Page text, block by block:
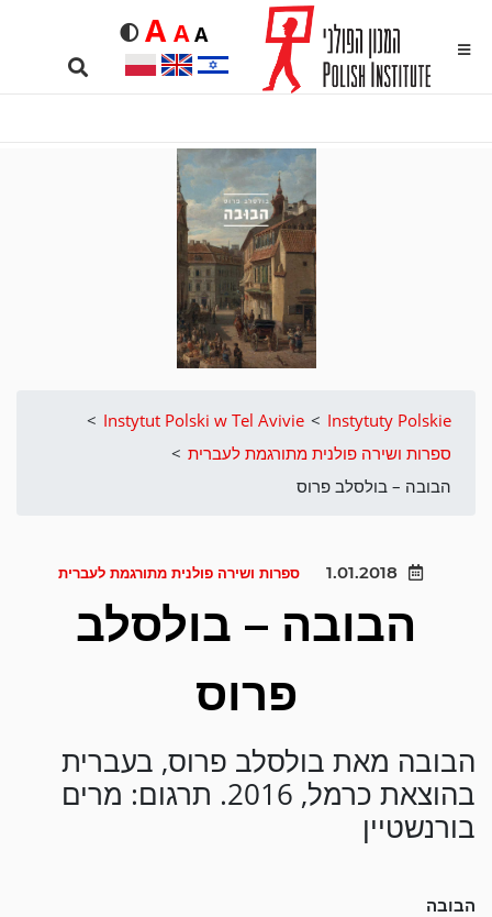
MENU
Rozmiar czcionki
A
Domyślna
A
Średnia
A
Duża
Search …
Instytuty Polskie
>
Instytut Polski w Tel Avivie
>
ספרות ושירה פולנית מתורגמת לעברית >
הבובה – בולסלב פרוס
1.01.2018 ספרות ושירה פולנית מתורגמת לעברית
הבובה – בולסלב
פרוס
הבובה מאת בולסלב פרוס, בעברית
בהוצאת כרמל, 2016. תרגום: מרים
בורנשטיין
הבובה